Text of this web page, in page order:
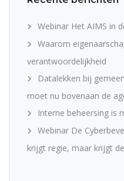
Webinar Het AIMS in
Waarom
verantwoordelijkheid
Datalekken bij
moet nu bovenaan de
Interne beheersing is
Webinar De
krijgt regie, maar krijgt